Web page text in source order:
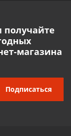
получайте
магазина